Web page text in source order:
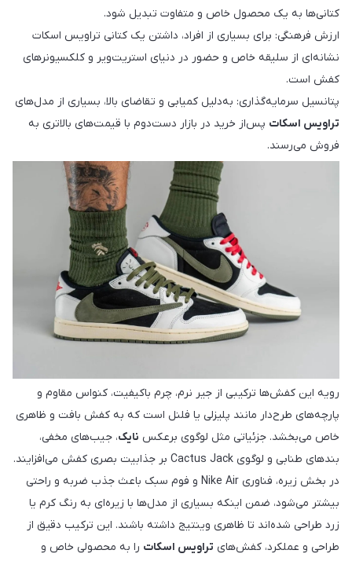
کتانی‌ها به یک محصول خاص و متفاوت تبدیل شود.
ارزش فرهنگی: برای بسیاری از افراد، داشتن یک کتانی تراویس اسکات
نشانه‌ای از سلیقه خاص و حضور در دنیای استریت‌ویر و کلکسیونرهای
کفش است.
پتانسیل سرمایه‌گذاری: به‌دلیل کمیابی و تقاضای بالا، بسیاری از مدل‌های
تراویس اسکات پس‌از خرید در بازار دست‌دوم با قیمت‌های بالاتری به
فروش می‌رسند.
رویه این کفش‌ها ترکیبی از جیر نرم، چرم باکیفیت، کنواس مقاوم و
پارچه‌های طرح‌دار مانند پلیزلی یا فلنل است که به کفش بافت و ظاهری
خاص می‌بخشد. جزئیاتی مثل لوگوی برعکس نایک، جیب‌های مخفی،
بندهای طنابی و لوگوی Cactus Jack بر جذابیت بصری کفش می‌افزایند.
در بخش زیره، فناوری Nike Air و فوم سبک باعث جذب ضربه و راحتی
بیشتر می‌شود، ضمن اینکه بسیاری از مدل‌ها با زیره‌ای به رنگ کرم یا
زرد طراحی شده‌اند تا ظاهری وینتیج داشته باشند. این ترکیب دقیق از
طراحی و عملکرد، کفش‌های تراویس اسکات را به محصولی خاص و